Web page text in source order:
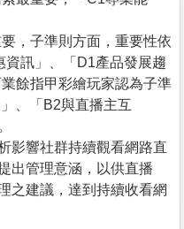
，子準則方面，重要性依
資訊」、「D1產品發展趨
餘指甲彩繪玩家認為子準
、「B2與直播主互
影響社群持續觀看網路直
出管理意涵，以供直播
之建議，達到持續收看網